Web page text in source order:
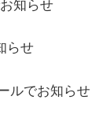
知らせ
らせ
ルでお知らせ